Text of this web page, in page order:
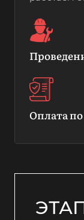
Оплата